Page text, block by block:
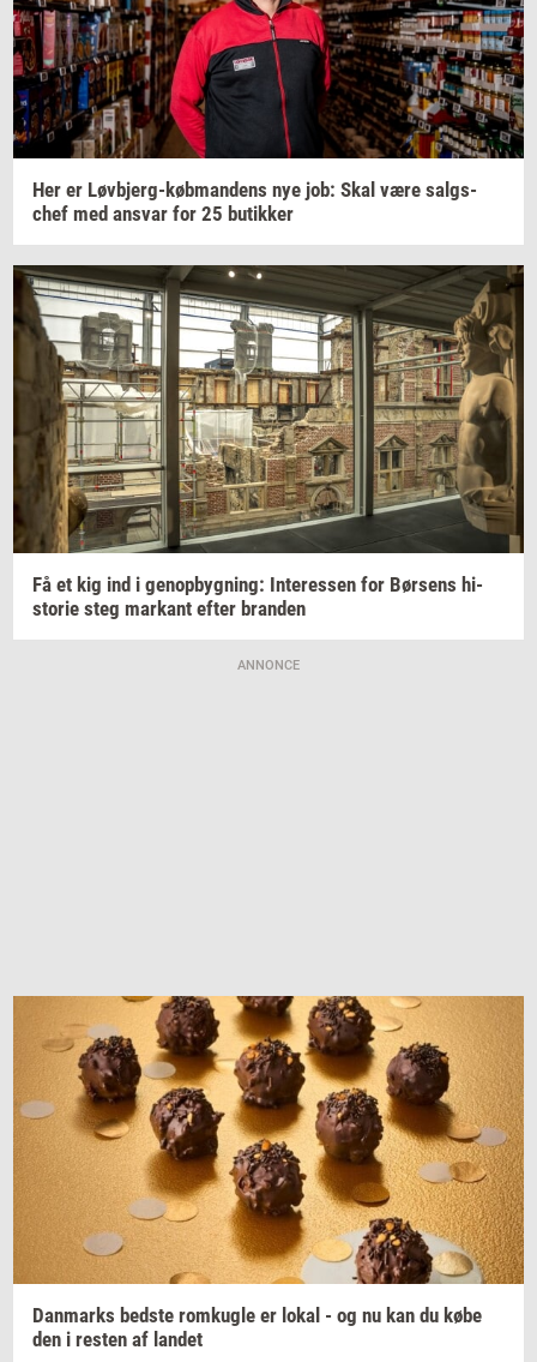
Her er Løvbjerg-​købmandens nye job: Skal være salgs­
chef med an­svar for 25 bu­tik­ker
Få et kig ind i genop­byg­ning: In­ter­es­sen for Bør­sens hi­
sto­rie steg mar­kant efter bran­den
ANNONCE
Dan­marks bed­ste rom­kug­le er lokal - og nu kan du købe
den i re­sten af lan­det